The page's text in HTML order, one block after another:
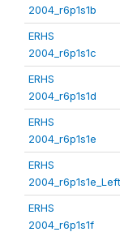
2004_r6p1s1b
ERHS
2004_r6p1s1c
ERHS
2004_r6p1s1d
ERHS
2004_r6p1s1e
ERHS
ERHS
2004_r6p1s1f